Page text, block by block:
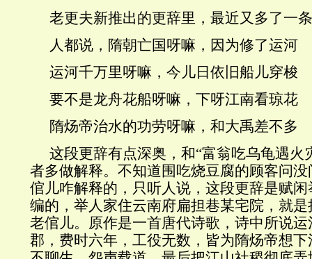
老更夫新推出的更辞里，最近又多了一
人都说，隋朝亡国呀嘛，因为修了运河
运河千万里呀嘛，今儿日依旧船儿穿梭
要不是龙舟花船呀嘛，下呀江南看琼花
隋炀帝治水的功劳呀嘛，和大禹差不多
这段更辞有点深奥，和“富翁吃乌龟遇火
者多做解释。不知道围吃烧豆腐的顾客问
倌儿咋解释的，只听人说，这段更辞是赋
编的，举人家住云南府扁担巷某宅院，就是
老倌儿。原作是一首唐代诗歌，诗中所说
郡，费时六年，工役无数，皆为隋炀帝想